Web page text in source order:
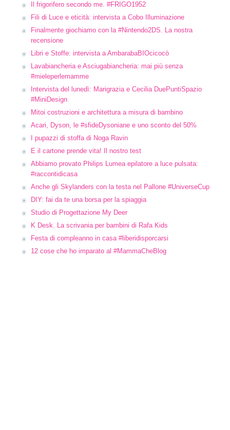
Il frigorifero secondo me. #FRIGO1952
Fili di Luce e eticità: intervista a Cobo Illuminazione
Finalmente giochiamo con la #Nintendo2DS. La nostra
recensione
Libri e Stoffe: intervista a AmbarabaBIOcicocò
Lavabiancheria e Asciugabiancheria: mai più senza
#mieleperlemamme
Intervista del lunedì: Marigrazia e Cecilia DuePuntiSpazio
#MiniDesign
Mitoi costruzioni e architettura a misura di bambino
Acari, Dyson, le #sfideDysoniane e uno sconto del 50%
I pupazzi di stoffa di Noga Ravin
E il cartone prende vita! Il nostro test
Abbiamo provato Philips Lumea epilatore a luce pulsata:
#raccontidicasa
Anche gli Skylanders con la testa nel Pallone #UniverseCup
DIY: fai da te una borsa per la spiaggia
Studio di Progettazione My Deer
K Desk. La scrivania per bambini di Rafa Kids
Festa di compleanno in casa #liberidisporcarsi
12 cose che ho imparato al #MammaCheBlog